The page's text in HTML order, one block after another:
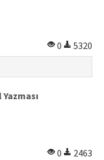
0
5320
0
2463